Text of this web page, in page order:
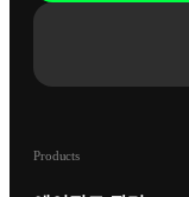
Products